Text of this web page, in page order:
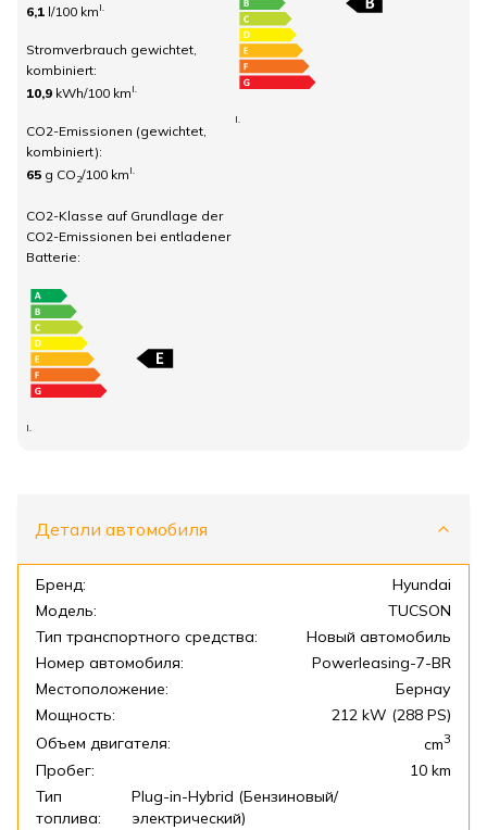
6,1 l/100 km I.
Stromverbrauch gewichtet,
kombiniert:
10,9 kWh/100 km I.
CO2-Emissionen (gewichtet,
kombiniert):
65 g CO 2/100 km I.
I.
CO2-Klasse auf Grundlage der
CO2-Emissionen bei entladener
Batterie:
I.
Детали автомобиля
Бренд:
Hyundai
Модель:
TUCSON
Тип транспортного средства:
Новый автомобиль
Номер автомобиля:
Powerleasing-7-BR
Местоположение:
Бернау
Мощность:
212 kW (288 PS)
Объем двигателя:
cm3
Пробег:
10 km
Тип
топлива:
Plug-in-Hybrid (Бензиновый/
электрический)